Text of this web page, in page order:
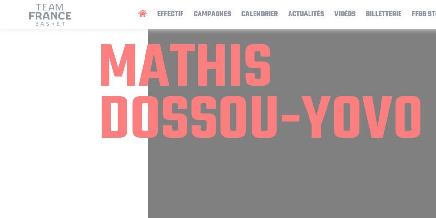
EFFECTIF CAMPAGNES CALENDRIER ACTUALITÉS VIDÉOS BILLETTERIE FFBB
MATHIS
DOSSOU-YOVO
Panneau de gestion des cookies